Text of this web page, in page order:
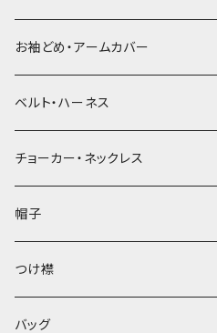
お袖どめ・アームカバー
ベルト・ハーネス
チョーカー・ネックレス
帽子
ベレー帽
つけ襟
バッグ